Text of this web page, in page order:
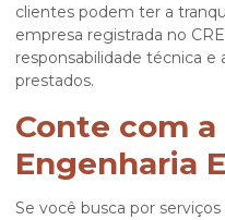
clientes podem ter a
empresa registrada no
responsabilidade técnica e
prestados.
Conte com
Engenharia
Se você busca por serviços